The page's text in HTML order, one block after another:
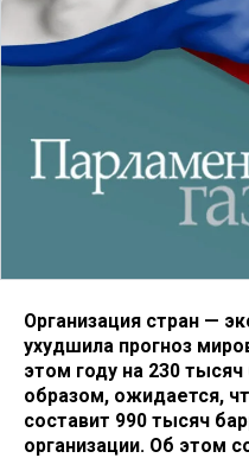
Организация стран —
ухудшила прогноз
этом году на 230
образом, ожидается,
составит 990 тысяч
организации. Об этом